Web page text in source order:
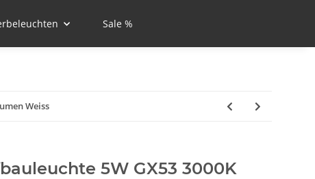
Sale %
Weiss
5W GX53 3000K